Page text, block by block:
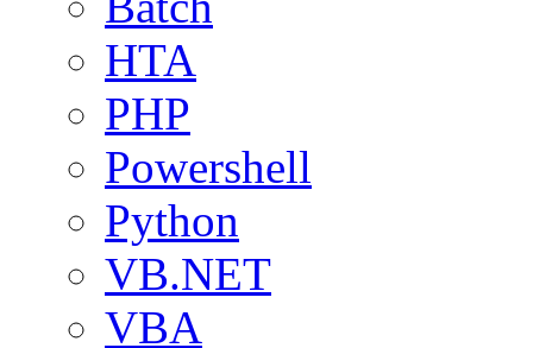
HTA
PHP
Powershell
Python
VB.NET
VBA